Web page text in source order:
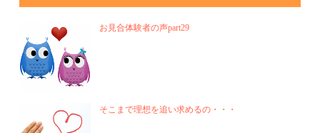
お見合体験者の声part29
そこまで理想を追い求めるの・・・